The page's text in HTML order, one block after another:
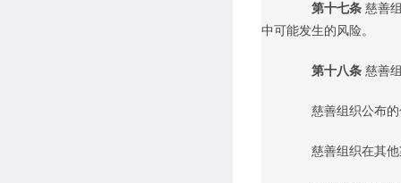
第十七条 慈善
中可能发生的风险。
第十八条 慈善
慈善组织公布的
慈善组织在其他